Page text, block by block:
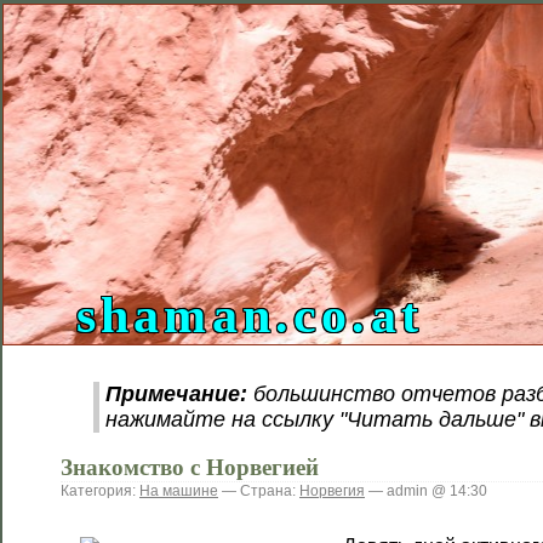
shaman.co.at
Примечание: большинство отчетов
нажимайте на ссылку "Читать дальше"
Знакомство с Норвегией
Категория: На машине — Страна: Норвегия — admin @ 14:30